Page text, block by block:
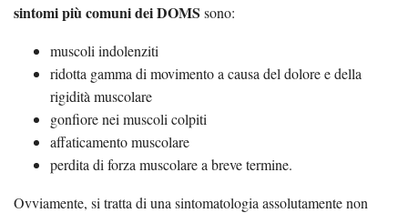
sintomi più comuni dei DOMS sono:
muscoli indolenziti
ridotta gamma di movimento a causa del dolore e della
rigidità muscolare
gonfiore nei muscoli colpiti
affaticamento muscolare
perdita di forza muscolare a breve termine.
Ovviamente, si tratta di una sintomatologia assolutamente non